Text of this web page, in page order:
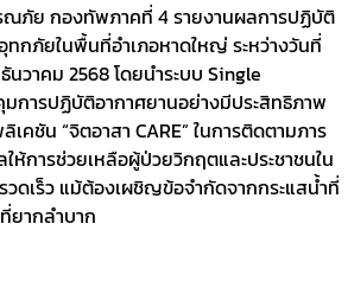
ณภัย กองทัพภาคที่ 4 รายงานผลการปฏิบัติ
ทกภัยในพื้นที่อำเภอหาดใหญ่ ระหว่างวันที่
วาคม 2568 โดยนำระบบ Single
การปฏิบัติอากาศยานอย่างมีประสิทธิภาพ
คชัน “จิตอาสา CARE” ในการติดตามภาร
ห้การช่วยเหลือผู้ป่วยวิกฤตและประชาชนใน
วดเร็ว แม้ต้องเผชิญข้อจำกัดจากกระแสน้ำที่
ยากลำบาก